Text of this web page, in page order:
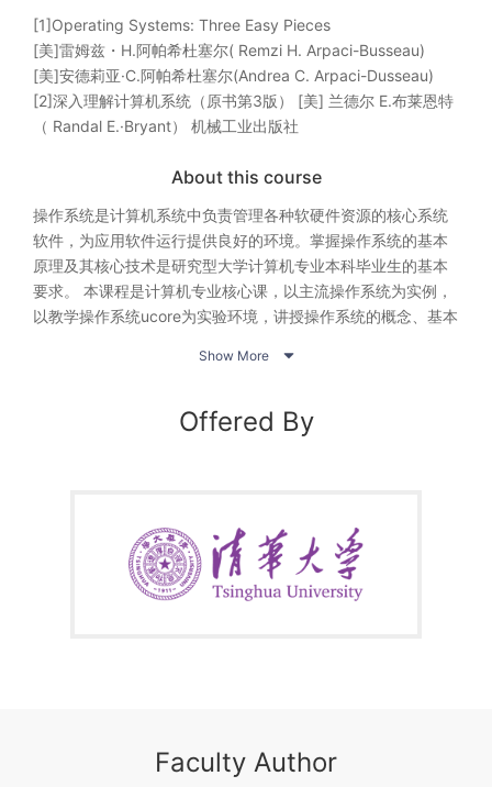
[1]Operating Systems: Three Easy Pieces
[美]雷姆兹・H.阿帕希杜塞尔( Remzi H. Arpaci-Busseau)
[美]安德莉亚·C.阿帕希杜塞尔(Andrea C. Arpaci-Dusseau)
[2]深入理解计算机系统（原书第3版） [美] 兰德尔 E.布莱恩特
（ Randal E.·Bryant） 机械工业出版社
About this course
操作系统是计算机系统中负责管理各种软硬件资源的核心系统
软件，为应用软件运行提供良好的环境。掌握操作系统的基本
原理及其核心技术是研究型大学计算机专业本科毕业生的基本
要求。 本课程是计算机专业核心课，以主流操作系统为实例，
以教学操作系统ucore为实验环境，讲授操作系统的概念、基本
充分利用操作系统功能进行应用软件研究和开发打下扎实的基
Show More 
Offered By
Faculty Author